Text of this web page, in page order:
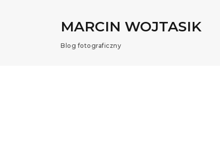
MARCIN WOJTASIK
Blog fotograficzny